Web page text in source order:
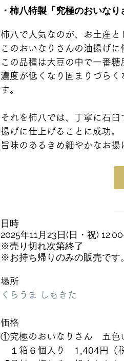
・柿八特製「究極のおいな
柿八で人気なのが、お土産と
このおいなりさんの油揚げ
この品種は大豆の中で一番
濃度が低くなり固まりづら
す。
それを柿八では、丁寧に石
揚げに仕上げることに成功。
旨味のあるきめ細やかなお揚
日時
2025年11月23日(日・祝)
※売り切れ次第終了
※お持ち帰りのみの販売です。
場所
くらうま しもきた
価格
①究極のおいなりさん　五
１箱６個入り　1,404円（税